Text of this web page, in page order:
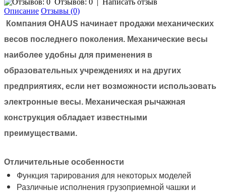
Описание Отзывы (0)
Компания OHAUS начинает продажи механических
весов последнего поколения. Механические весы
наиболее удобны для применения в
образовательных учреждениях и на других
предприятиях, если нет возможности использовать
электронные весы. Механическая рычажная
конструкция обладает известными
преимуществами.
Отличительные особенности
Функция тарирования для некоторых моделей
Различные исполнения грузоприемной чашки и